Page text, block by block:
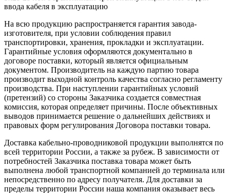
ввода кабеля в эксплуатацию
На всю продукцию распространяется гарантия завода-
изготовителя, при условии соблюдения правил
транспортировки, хранения, прокладки и эксплуатации.
Гарантийные условия оформляются документально в
договоре поставки, который является официальным
документом. Производитель на каждую партию товара
производит выходной контроль качества согласно регламенту
производства. При наступлении гарантийных условий
(претензий) со стороны Заказчика создается совместная
комиссия, которая определяет причины. После объективных
выводов принимается решение о дальнейших действиях и
правовых форм регулирования Договора поставки товара.
Доставка кабельно-проводниковой продукции выполнятся по
всей территории России, а также за рубеж. В зависимости от
потребностей Заказчика поставка товара может быть
выполнена любой транспортной компанией до терминала или
непосредственно по адресу получателя. Для доставки за
пределы территории России наша компания оказывает весь